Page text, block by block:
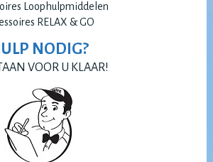
Loophulpmiddelen
RELAX & GO
NODIG?
VOOR U KLAAR!